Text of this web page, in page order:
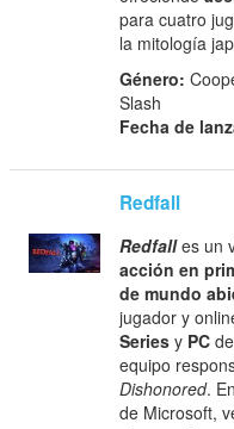
para cuatro
la mitología
Género:
Slash
Fecha de
Redfall
Redfalles un
acción en
de mundo
jugador y
Series y PC
equipo
Dishonored.
de Microsoft,